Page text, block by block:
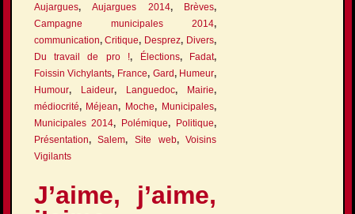
Aujargues,Aujargues 2014, Brèves,
Campagne municipales 2014,
communication,Critique, Desprez, Divers,
Du travail de pro !, Élections, Fadat,
Foissin Vichylants, France, Gard, Humeur,
Humour, Laideur, Languedoc, Mairie,
médiocrité, Méjean, Moche, Municipales,
Municipales 2014, Polémique, Politique,
Présentation,Salem, Site web,Voisins
Vigilants
J’aime, j’aime,